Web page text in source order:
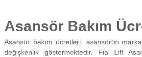
Asansör Bakım
Asansör bakım ücretleri, asansörün
değişkenlik göstermektedir. Fia Lift